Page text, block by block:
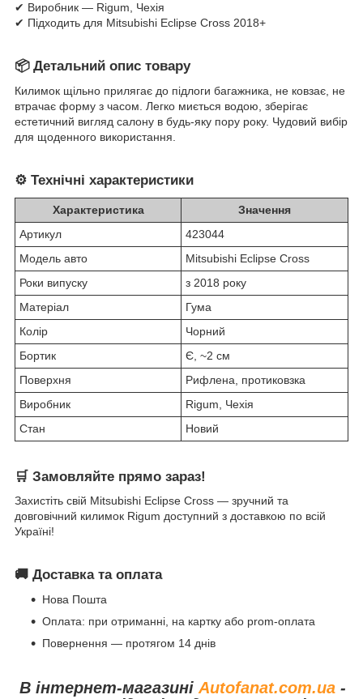
✔ Виробник — Rigum, Чехія
✔ Підходить для Mitsubishi Eclipse Cross 2018+
📦 Детальний опис товару
Килимок щільно прилягає до підлоги багажника, не ковзає, не
втрачає форму з часом. Легко миється водою, зберігає
естетичний вигляд салону в будь-яку пору року. Чудовий вибір
для щоденного використання.
⚙️ Технічні характеристики
Характеристика
Значення
Артикул
423044
Модель авто
Mitsubishi Eclipse Cross
Роки випуску
з 2018 року
Матеріал
Гума
Колір
Чорний
Бортик
Є, ~2 см
Поверхня
Рифлена, протиковзка
Виробник
Rigum, Чехія
Стан
Новий
🛒 Замовляйте прямо зараз!
Захистіть свій Mitsubishi Eclipse Cross — зручний та
довговічний килимок Rigum доступний з доставкою по всій
Україні!
🚚 Доставка та оплата
Нова Пошта
Оплата: при отриманні, на картку або prom-оплата
Повернення — протягом 14 днів
В інтернет-магазині Autofanat.com.ua -